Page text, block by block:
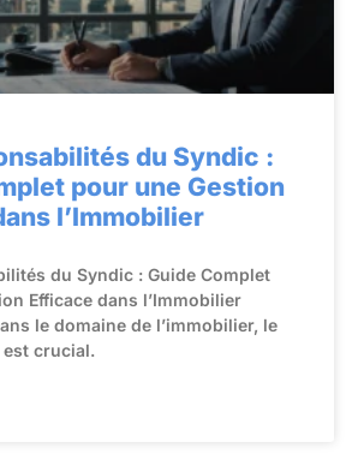
du Syndic :
pour une Gestion
l’Immobilier
du Syndic : Guide Complet
Efficace dans l’Immobilier
le domaine de l’immobilier, le
crucial.